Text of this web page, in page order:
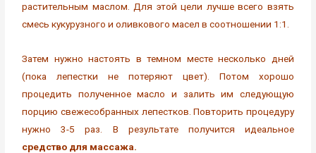
растительным маслом. Для этой цели лучше всего взять
смесь кукурузного и оливкового масел в соотношении 1:1.
Затем нужно настоять в темном месте несколько дней
(пока лепестки не потеряют цвет). Потом хорошо
процедить полученное масло и залить им следующую
порцию свежесобранных лепестков. Повторить процедуру
нужно 3-5 раз. В результате получится идеальное
средство для массажа.